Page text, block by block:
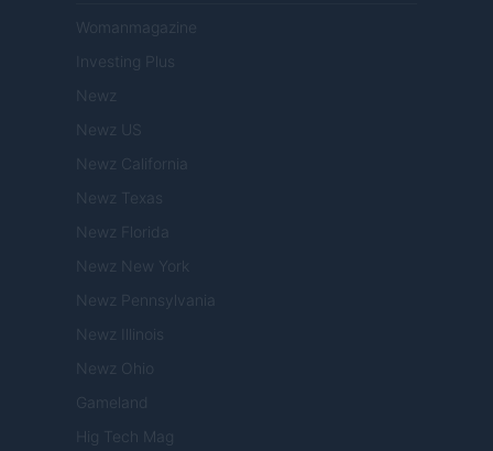
Womanmagazine
Investing Plus
Newz
Newz US
Newz California
Newz Texas
Newz Florida
Newz New York
Newz Pennsylvania
Newz Illinois
Newz Ohio
Gameland
Hig Tech Mag